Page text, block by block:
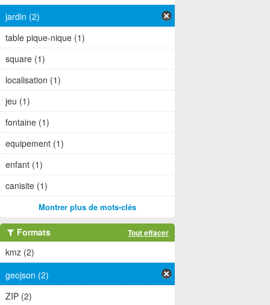
jardin (2)
table pique-nique (1)
square (1)
localisation (1)
jeu (1)
fontaine (1)
equipement (1)
enfant (1)
canisite (1)
Montrer plus de mots-clés
Formats Tout effacer
kmz (2)
geojson (2)
ZIP (2)